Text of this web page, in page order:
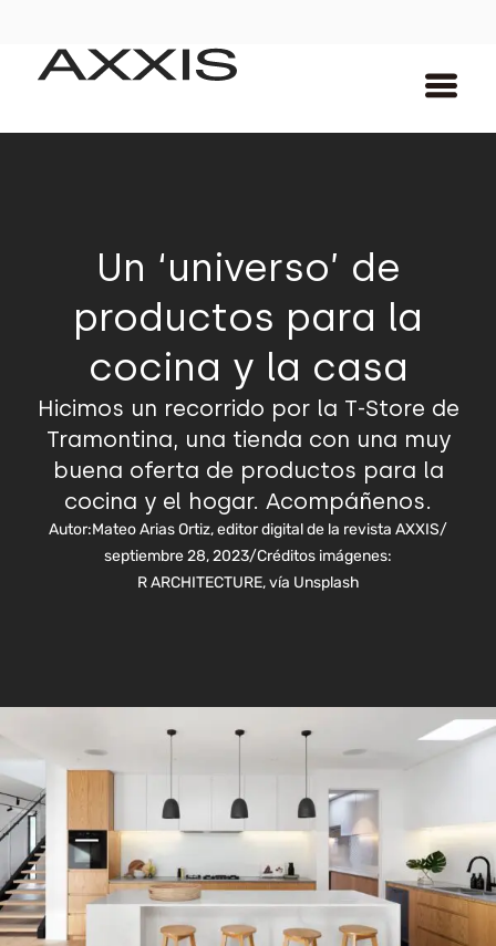
Un ‘universo’ de
productos para la
cocina y la casa
Hicimos un recorrido por la T-Store de
Tramontina, una tienda con una muy
buena oferta de productos para la
cocina y el hogar. Acompáñenos.
Autor:Mateo Arias Ortiz, editor digital de la revista AXXIS/
septiembre 28, 2023/Créditos imágenes:
R ARCHITECTURE, vía Unsplash